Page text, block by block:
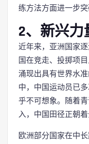
练方法方面进一步突
2、新兴
近年来，亚洲国家
国在竞走、投掷项
涌现出具有世界水
中，中国运动员已
乎不可想象。随着
入，中国田径正朝
欧洲部分国家在中